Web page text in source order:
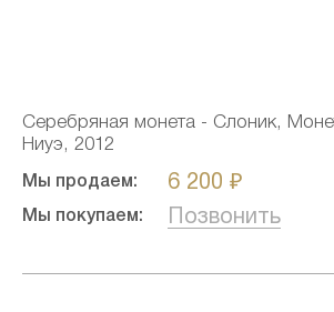
Серебряная монета - Слоник,
Ниуэ, 2012
Мы продаем: 6 200 ₽
Мы покупаем: Позвонить